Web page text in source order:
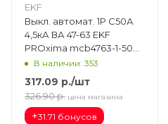
EKF
Выкл. автомат. 1Р С50А
4,5кА ВА 47-63 EKF
PROxima mcb4763-1-50C-
proВ наличии: 353
317.09 р./шт
326.90 р. цена магазина
+31.71 бонусов